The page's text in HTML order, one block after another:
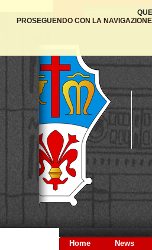
PROSEGUENDO CON LA
Home News